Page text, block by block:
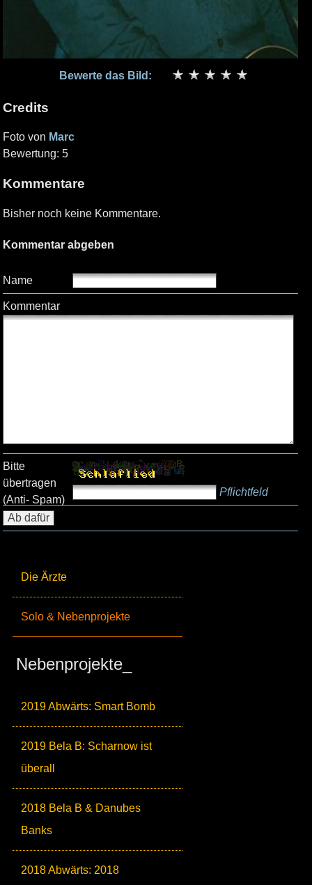
Die Ärzte
Solo & Nebenprojekte
Nebenprojekte_
2019 Abwärts: Smart Bomb
2019 Bela B: Scharnow ist
überall
2018 Bela B & Danubes
Banks
2018 Abwärts: 2018
Bewerte das Bild:
Credits
Foto von Marc
Bewertung: 5
Kommentare
Bisher noch keine Kommentare.
Kommentar abgeben
Name
Kommentar
Bitte
übertragen
(Anti- Spam)
Pflichtfeld